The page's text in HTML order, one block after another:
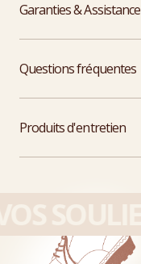
Garanties & Assistance
Questions fréquentes
Produits d'entretien